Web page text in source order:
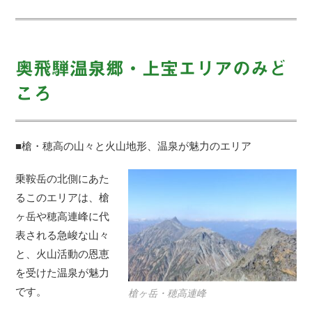
奥飛騨温泉郷・上宝エリアのみど
ころ
■槍・穂高の山々と火山地形、温泉が魅力のエリア
槍ヶ岳・穂高連峰
乗鞍岳の北側にあた
るこのエリアは、槍
ヶ岳や穂高連峰に代
表される急峻な山々
と、火山活動の恩恵
を受けた温泉が魅力
です。